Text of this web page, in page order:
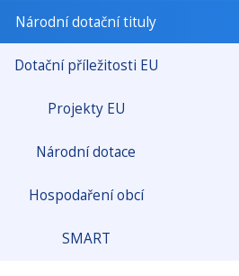
Národní dotační tituly
Dotační příležitosti EU
Projekty EU
Národní dotace
Hospodaření obcí
SMART